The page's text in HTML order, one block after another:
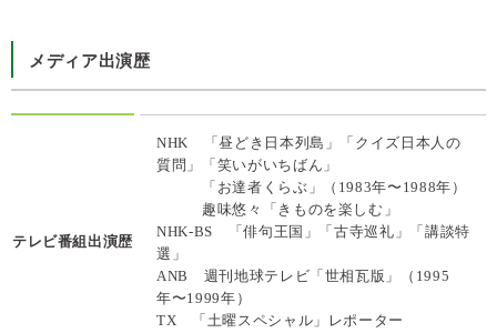
メディア出演歴
テレビ番組出演歴
NHK 「昼どき日本列島」「クイズ日本人の
質問」「笑いがいちばん」
「お達者くらぶ」（1983年〜1988年）
趣味悠々「きものを楽しむ」
NHK-BS 「俳句王国」「古寺巡礼」「講談特
選」
ANB 週刊地球テレビ「世相瓦版」（1995
年〜1999年）
TX 「土曜スペシャル」レポーター